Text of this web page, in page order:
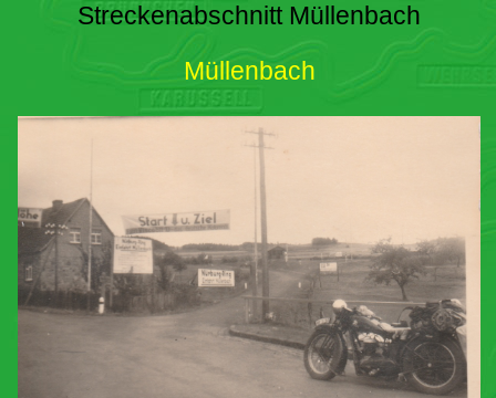
Streckenabschnitt Müllenbach
Müllenbach